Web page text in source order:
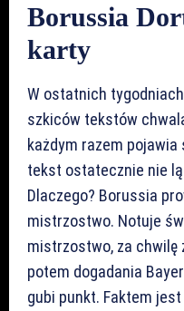
Borussia
karty
W ostatnich
szkiców tekstów
każdym razem pojawia
tekst ostatecznie nie
Dlaczego? Borussia
mistrzostwo. Notuje
mistrzostwo, za chwilę
potem dogadania
gubi punkt. Faktem